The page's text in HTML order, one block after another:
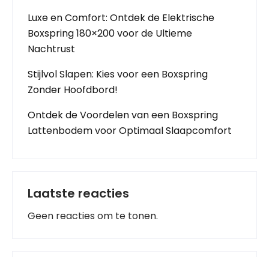
Luxe en Comfort: Ontdek de Elektrische
Boxspring 180×200 voor de Ultieme
Nachtrust
Stijlvol Slapen: Kies voor een Boxspring
Zonder Hoofdbord!
Ontdek de Voordelen van een Boxspring
Lattenbodem voor Optimaal Slaapcomfort
Laatste reacties
Geen reacties om te tonen.